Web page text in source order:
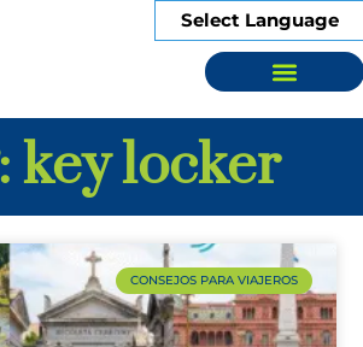
key locker
CONSEJOS PARA VIAJEROS
Select Language